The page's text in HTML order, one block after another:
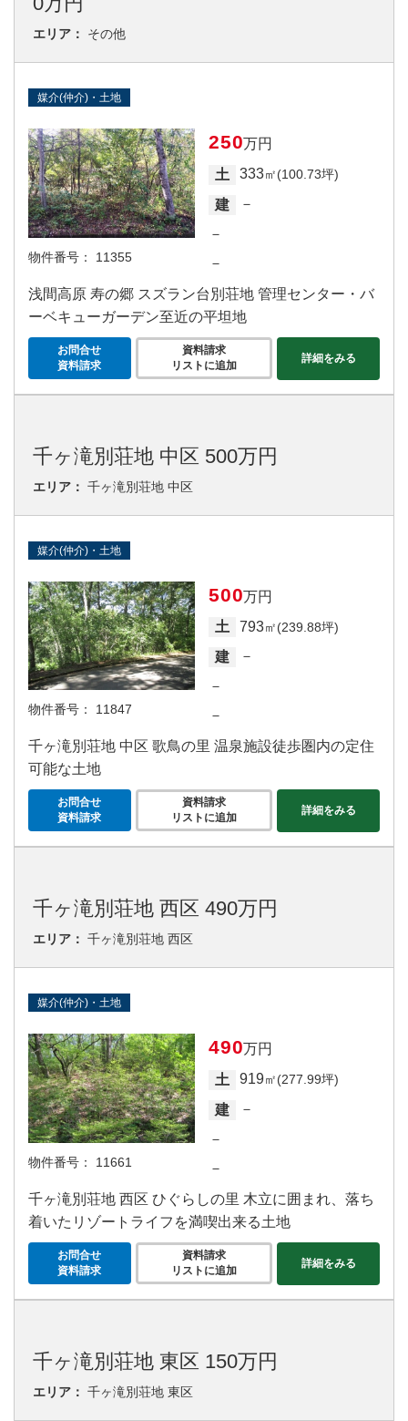
エリア： その他
媒介(仲介)・土地
物件番号： 11355
250万円
土
333㎡(100.73坪)
建
－
－
－
浅間高原 寿の郷 スズラン台別荘地 管理センター・バ
ーベキューガーデン至近の平坦地
お問合せ
資料請求
資料請求
リストに追加
詳細をみる
千ヶ滝別荘地 中区 500万円
エリア： 千ヶ滝別荘地 中区
媒介(仲介)・土地
物件番号： 11847
500万円
土
793㎡(239.88坪)
建
－
－
－
千ヶ滝別荘地 中区 歌鳥の里 温泉施設徒歩圏内の定住
可能な土地
お問合せ
資料請求
資料請求
リストに追加
詳細をみる
千ヶ滝別荘地 西区 490万円
エリア： 千ヶ滝別荘地 西区
媒介(仲介)・土地
物件番号： 11661
490万円
土
919㎡(277.99坪)
建
－
－
－
千ヶ滝別荘地 西区 ひぐらしの里 木立に囲まれ、落ち
着いたリゾートライフを満喫出来る土地
お問合せ
資料請求
資料請求
リストに追加
詳細をみる
千ヶ滝別荘地 東区 150万円
エリア： 千ヶ滝別荘地 東区